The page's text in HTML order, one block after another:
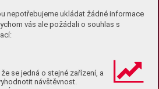
nepotřebujeme ukládat žádné informace
vás ale požádali o souhlas s
se jedná o stejné zařízení, a
návštěvnost.